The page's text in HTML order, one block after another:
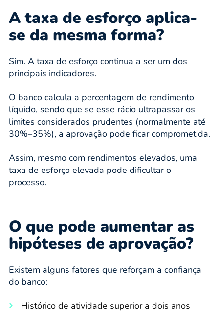
A taxa de esforço aplica-
se da mesma forma?
Sim. A taxa de esforço continua a ser um dos
principais indicadores.
O banco calcula a percentagem de rendimento
líquido, sendo que se esse rácio ultrapassar os
limites considerados prudentes (normalmente até
30%–35%), a aprovação pode ficar comprometida.
Assim, mesmo com rendimentos elevados, uma
taxa de esforço elevada pode dificultar o
processo.
O que pode aumentar as
hipóteses de aprovação?
Existem alguns fatores que reforçam a confiança
do banco:
Histórico de atividade superior a dois anos